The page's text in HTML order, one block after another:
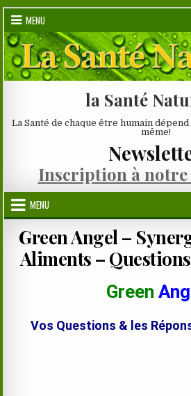
Skip
content
MENU
la Santé
La Santé de chaque être humain
même!
Inscription à notre
MENU
Green Angel –
Aliments –
Green
Vos Questions & les